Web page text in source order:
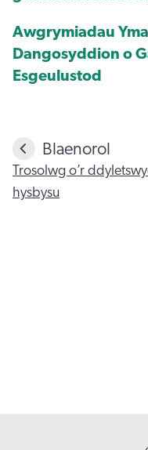
Awgrymiadau
Dangosyddion o
Esgeulustod
Blaenorol
Trosolwg o’r
hysbysu